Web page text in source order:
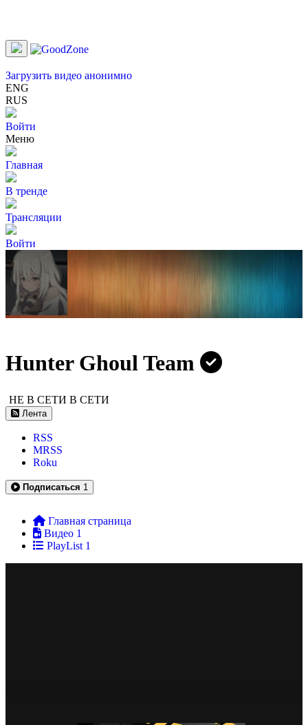
Загрузить видео анонимно
ENG
RUS
Войти
Меню
Главная
В тренде
Трансляции
Войти
Hunter Ghoul Team
НЕ В СЕТИ В СЕТИ
Лента
RSS
MRSS
Roku
Подписаться 1
Главная страница
Видео 1
PlayList 1